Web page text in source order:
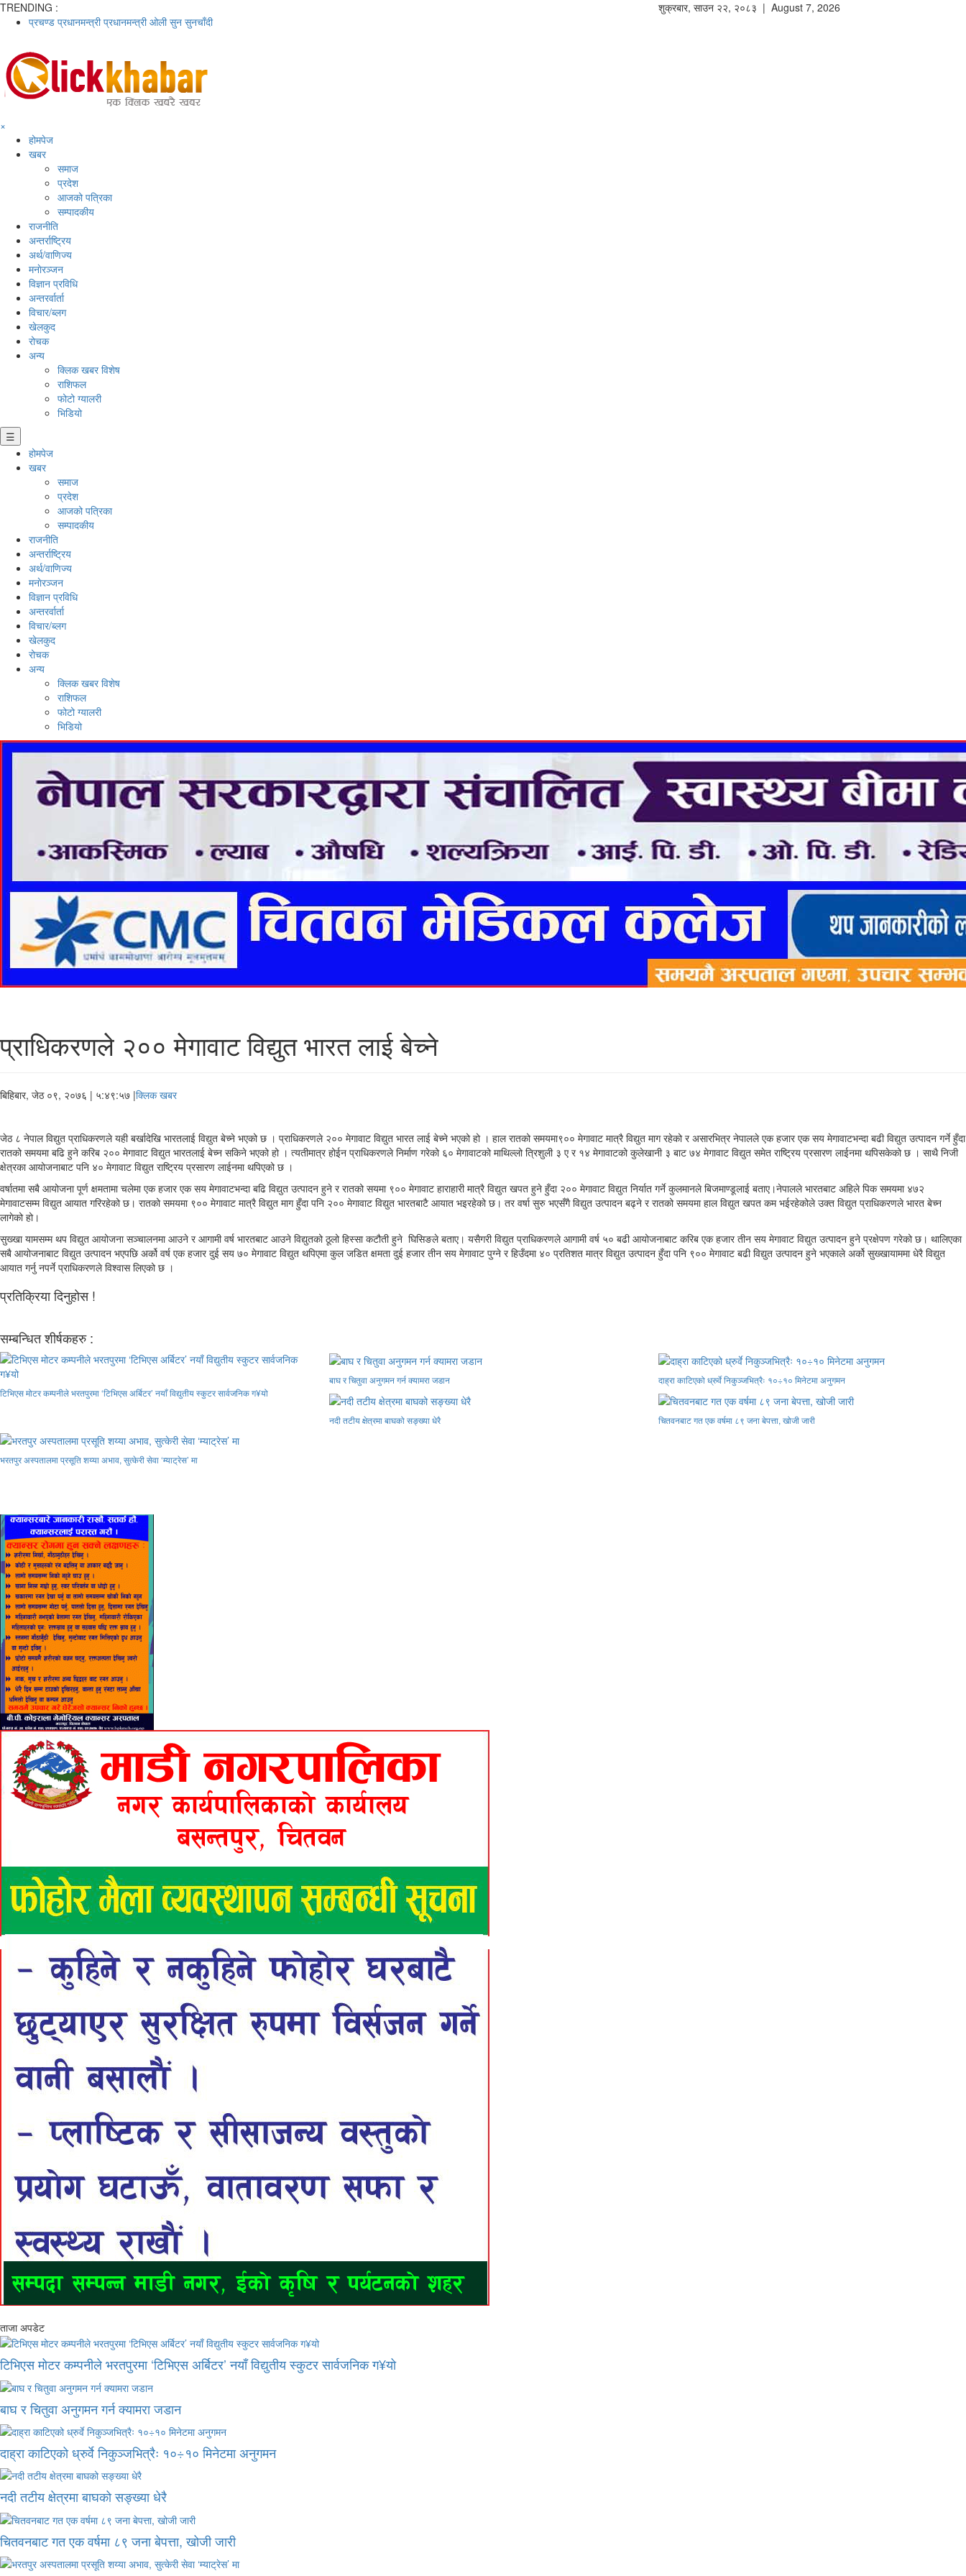
TRENDING :
प्रचण्ड प्रधानमन्त्री प्रधानमन्त्री ओली सुन सुनचाँदी
शुक्रबार, साउन २२, २०८३ | August 7, 2026
×
होमपेज
खबर
समाज
प्रदेश
आजको पत्रिका
सम्पादकीय
राजनीति
अन्तर्राष्ट्रिय
अर्थ/वाणिज्य
मनाेरञ्जन
विज्ञान प्रविधि
अन्तरर्वार्ता
विचार/ब्लग
खेलकुद
रोचक
अन्य
क्लिक खबर विशेष
राशिफल
फोटो ग्यालरी
भिडियो
☰
होमपेज
खबर
समाज
प्रदेश
आजको पत्रिका
सम्पादकीय
राजनीति
अन्तर्राष्ट्रिय
अर्थ/वाणिज्य
मनाेरञ्जन
विज्ञान प्रविधि
अन्तरर्वार्ता
विचार/ब्लग
खेलकुद
रोचक
अन्य
क्लिक खबर विशेष
राशिफल
फोटो ग्यालरी
भिडियो
प्राधिकरणले २०० मेगावाट विद्युत भारत लाई बेच्ने
बिहिबार, जेठ ०९, २०७६ | ५:४९:५७ |क्लिक खबर
जेठ ८ नेपाल विद्युत प्राधिकरणले यही बर्खादेखि भारतलाई विद्युत बेच्ने भएको छ । प्राधिकरणले २०० मेगावाट विद्युत भारत लाई बेच्ने भएको हो । हाल रातको समयमा९०० मेगावाट मात्रै विद्युत माग रहेको र असारभित्र नेपालले एक हजार एक सय मेगावाटभन्दा बढी विद्युत उत्पादन गर्ने हुँदा
रातको समयमा बढि हुने करिब २०० मेगावाट विद्युत भारतलाई बेच्न सकिने भएको हो । त्यतीमात्र होईन प्राधिकरणले निर्माण गरेको ६० मेगावाटको माथिल्लो त्रिशुली ३ ए र १४ मेगावाटको कुलेखानी ३ बाट ७४ मेगावाट विद्युत समेत राष्ट्रिय प्रसारण लाईनमा थपिसकेको छ । साथै निजी
क्षेत्रका आयोजनाबाट पनि ४० मेगावाट विद्युत राष्ट्रिय प्रसारण लाईनमा थपिएको छ ।
वर्षातमा सबै आयोजना पूर्ण क्षमतामा चलेमा एक हजार एक सय मेगावाटभन्दा बढि विद्युत उत्पादन हुने र रातको सयमा ९०० मेगावाट हाराहारी मात्रै विद्युत खपत हुने हुँदा २०० मेगावाट विद्युत निर्यात गर्ने कुलमानले बिजमाण्डूलाई बताए।नेपालले भारतबाट अहिले पिक समयमा ४७२
मेगावाटसम्म विद्युत आयात गरिरहेको छ। रातको समयमा ९०० मेगावाट मात्रै विद्युत माग हुँदा पनि २०० मेगावाट विद्युत भारतबाटै आयात भइरहेको छ। तर वर्षा सुरु भएसँगै विद्युत उत्पादन बढ्ने र रातको समयमा हाल विद्युत खपत कम भईरहेकोले उक्त विद्युत प्राधिकरणले भारत बेच्न
लागेको हो।
सुख्खा यामसम्म थप विद्युत आयोजना सञ्चालनमा आउने र आगामी वर्ष भारतबाट आउने विद्युतको ठूलो हिस्सा कटौती हुने घिसिङले बताए। यसैगरी विद्युत प्राधिकरणले आगामी वर्ष ५० बढी आयोजनाबाट करिब एक हजार तीन सय मेगावाट विद्युत उत्पादन हुने प्रक्षेपण गरेको छ। थालिएका
सबै आयोजनाबाट विद्युत उत्पादन भएपछि अर्को वर्ष एक हजार दुई सय ७० मेगावाट विद्युत थपिएमा कुल जडित क्षमता दुई हजार तीन सय मेगावाट पुग्ने र हिउँदमा ४० प्रतिशत मात्र विद्युत उत्पादन हुँदा पनि ९०० मेगावाट बढी विद्युत उत्पादन हुने भएकाले अर्को सुख्खायाममा धेरै विद्युत
आयात गर्नु नपर्ने प्राधिकरणले विश्वास लिएको छ ।
प्रतिक्रिया दिनुहोस !
सम्बन्धित शीर्षकहरु :
टिभिएस मोटर कम्पनीले भरतपुरमा ‘टिभिएस अर्बिटर’ नयाँ विद्युतीय स्कुटर सार्वजनिक ग¥यो
बाघ र चितुवा अनुगमन गर्न क्यामरा जडान दाह्रा काटिएको ध्रुर्वे निकुञ्जभित्रैः १०÷१० मिनेटमा अनुगमन
नदी तटीय क्षेत्रमा बाघको सङ्ख्या धेरै चितवनबाट गत एक वर्षमा ८९ जना बेपत्ता, खोजी जारी
भरतपुर अस्पतालमा प्रसूति शय्या अभाव, सुत्केरी सेवा ‘म्याट्रेस’ मा
ताजा अपडेट
टिभिएस मोटर कम्पनीले भरतपुरमा ‘टिभिएस अर्बिटर’ नयाँ विद्युतीय स्कुटर सार्वजनिक ग¥यो
बाघ र चितुवा अनुगमन गर्न क्यामरा जडान
दाह्रा काटिएको ध्रुर्वे निकुञ्जभित्रैः १०÷१० मिनेटमा अनुगमन
नदी तटीय क्षेत्रमा बाघको सङ्ख्या धेरै
चितवनबाट गत एक वर्षमा ८९ जना बेपत्ता, खोजी जारी